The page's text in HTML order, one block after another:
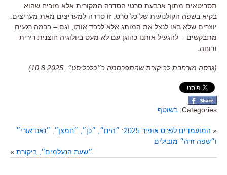
תסריטאים מתוך ארבעת סרטי הסדרה המקורית אלא מוכיח שהוא
בקיא בשפה הקולנועית של כל סרט זו סדרה למעריצים מאת מעריצים
יוצרים שלא באו לנצל את המותג אלא לכבד אותו
וגם – בכמה רגעים
מתבקשים – להגעיל אותנו כהוגן עם לא מעט ביולוגיה חוצנית רירית
ודוחה
(גרסה מורחבת לביקורת שהתפרסמה ב״כלכליסט״, 10.8.2025)
Categories: בשוטף
«
המועמדים לפרס אופיר 2025: ״הים״, ״כן״, ״חמצן״, ״נאנדאורי״
ו״שפה זרה״ מובילים
״שעת הנעלמים״, ביקורת »